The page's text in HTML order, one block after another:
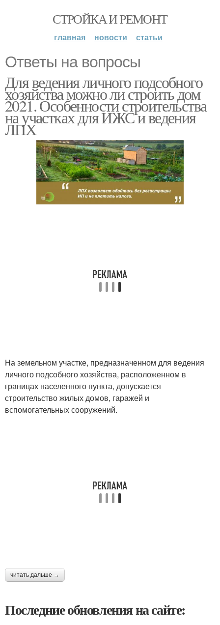
СТРОЙКА И РЕМОНТ
главная новости статьи
Ответы на вопросы
Для ведения личного подсобного
хозяйства можно ли строить дом
2021. Особенности строительства
на участках для ИЖС и ведения
ЛПХ
На земельном участке, предназначенном для ведения
личного подсобного хозяйства, расположенном в
границах населенного пункта, допускается
строительство жилых домов, гаражей и
вспомогательных сооружений.
читать дальше →
Последние обновления на сайте: